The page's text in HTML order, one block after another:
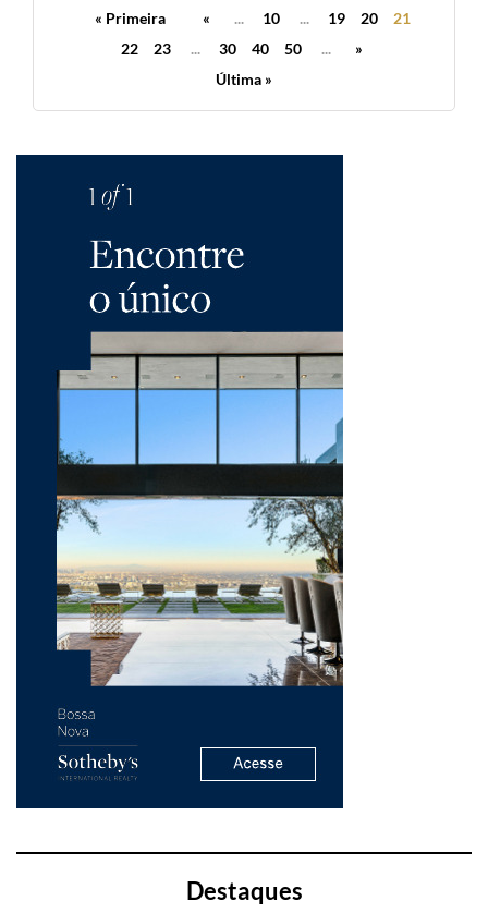
« Primeira « ... 10 ... 19 20
21
22
23 ... 30 40 50 ...
»
Última »
Destaques